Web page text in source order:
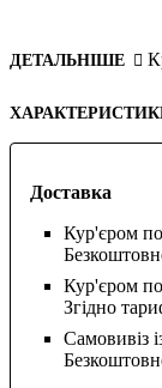
Доставка
Кур'єром
Кур'єром по
Згідно
Самовивіз
ДЕТАЛЬНІШЕ